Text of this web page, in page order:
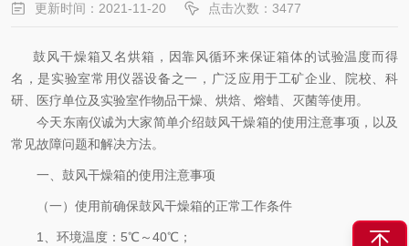
更新时间：2021-11-20 点击次数：3477
鼓风干燥箱又名烘箱，因靠风循环来保证箱体的试验温度而得
名，是实验室常用仪器设备之一，广泛应用于工矿企业、院校、科
研、医疗单位及实验室作物品干燥、烘焙、熔蜡、灭菌等使用。
今天东南仪诚为大家简单介绍鼓风干燥箱的使用注意事项，以及
常见故障问题和解决方法。
一、鼓风干燥箱的使用注意事项
（一）使用前确保鼓风干燥箱的正常工作条件
1、环境温度：5℃～40℃；